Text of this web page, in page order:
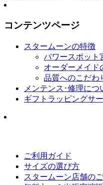
コンテンツページ
スタームーンの特徴
パワースポット
オーダーメイド
品質へのこだわ
メンテンス･修理につ
ギフトラッピングサ
ご利用ガイド
サイズの選び方
スタームーン店舗の